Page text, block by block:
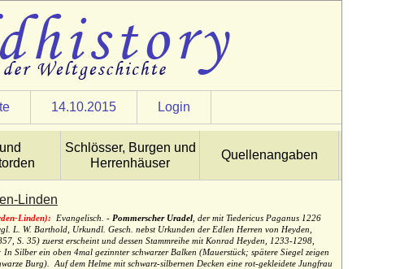
14.10.2015 Login
Schlösser, Burgen und
Herrenhäuser
Quellenangaben
Linden
Linden): Evangelisch. - Pommerscher Uradel , der mit Tiedericus Paganus 1226
L. W. Barthold, Urkundl. Gesch. nebst Urkunden der Edlen Herren von Heyden,
S. 35) zuerst erscheint und dessen Stammreihe mit Konrad Heyden, 1233-1298,
In Silber ein oben 4mal gezinnter schwarzer Balken (Mauerstück; spätere Siegel zeigen
Burg). Auf dem Helme mit schwarz-silbernen Decken eine rot-gekleidete Jungfrau